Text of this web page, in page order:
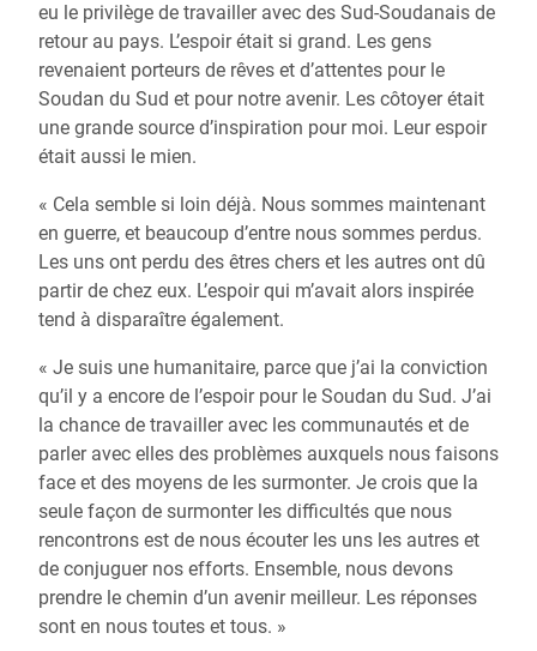
eu le privilège de travailler avec des Sud-Soudanais de
retour au pays. L’espoir était si grand. Les gens
revenaient porteurs de rêves et d’attentes pour le
Soudan du Sud et pour notre avenir. Les côtoyer était
une grande source d’inspiration pour moi. Leur espoir
était aussi le mien.
« Cela semble si loin déjà. Nous sommes maintenant
en guerre, et beaucoup d’entre nous sommes perdus.
Les uns ont perdu des êtres chers et les autres ont dû
partir de chez eux. L’espoir qui m’avait alors inspirée
tend à disparaître également.
« Je suis une humanitaire, parce que j’ai la conviction
qu’il y a encore de l’espoir pour le Soudan du Sud. J’ai
la chance de travailler avec les communautés et de
parler avec elles des problèmes auxquels nous faisons
face et des moyens de les surmonter. Je crois que la
seule façon de surmonter les difficultés que nous
rencontrons est de nous écouter les uns les autres et
de conjuguer nos efforts. Ensemble, nous devons
prendre le chemin d’un avenir meilleur. Les réponses
sont en nous toutes et tous. »